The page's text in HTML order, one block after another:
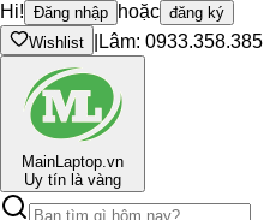
Hi! Đăng nhập hoặc đăng ký
Wishlist
Lâm: 0933.358.385
MainLaptop.vn
Uy tín là vàng